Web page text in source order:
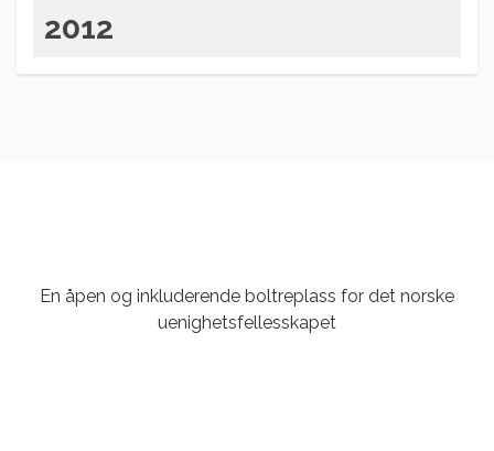
2012
En åpen og inkluderende boltreplass for det norske
uenighetsfellesskapet